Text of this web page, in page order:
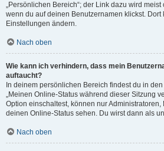
„Persönlichen Bereich“; der Link dazu wird
wenn du auf deinen Benutzernamen klickst. Dort
Einstellungen ändern.
Nach oben
Wie kann ich verhindern, dass mein
auftaucht?
In deinem persönlichen Bereich findest du in
„Meinen Online-Status während dieser Sitzung
Option einschaltest, können nur
deinen Online-Status sehen. Du wirst dann als
Nach oben